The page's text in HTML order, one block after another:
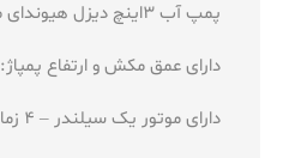
پمپ آب 3اینچ دیزل هیوندای مدل HW340-DP
دارای عمق مکش و ارتفاع پمپاژ:7
دارای موتور یک سیلندر – 4 زمانه